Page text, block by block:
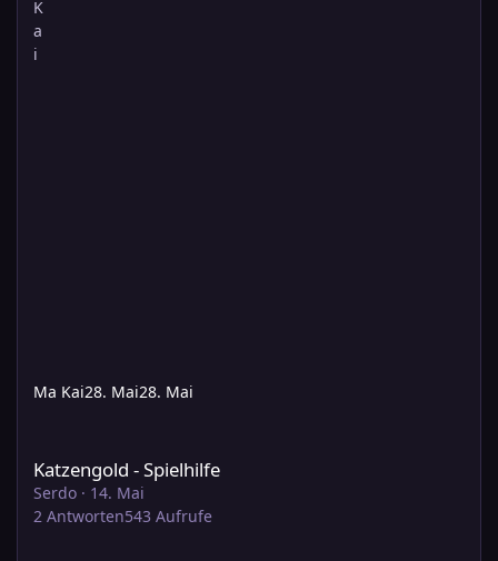
Ma Kai28. Mai28. Mai
Katzengold - Spielhilfe
Serdo · 14. Mai
2 Antworten543 Aufrufe